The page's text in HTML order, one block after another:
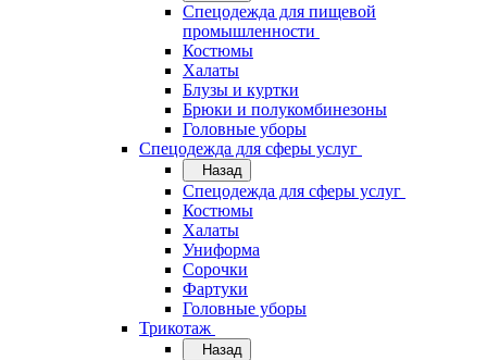
Спецодежда для пищевой
промышленности
Костюмы
Халаты
Блузы и куртки
Брюки и полукомбинезоны
Головные уборы
Спецодежда для сферы услуг
Назад
Спецодежда для сферы услуг
Костюмы
Халаты
Униформа
Сорочки
Фартуки
Головные уборы
Трикотаж
Назад